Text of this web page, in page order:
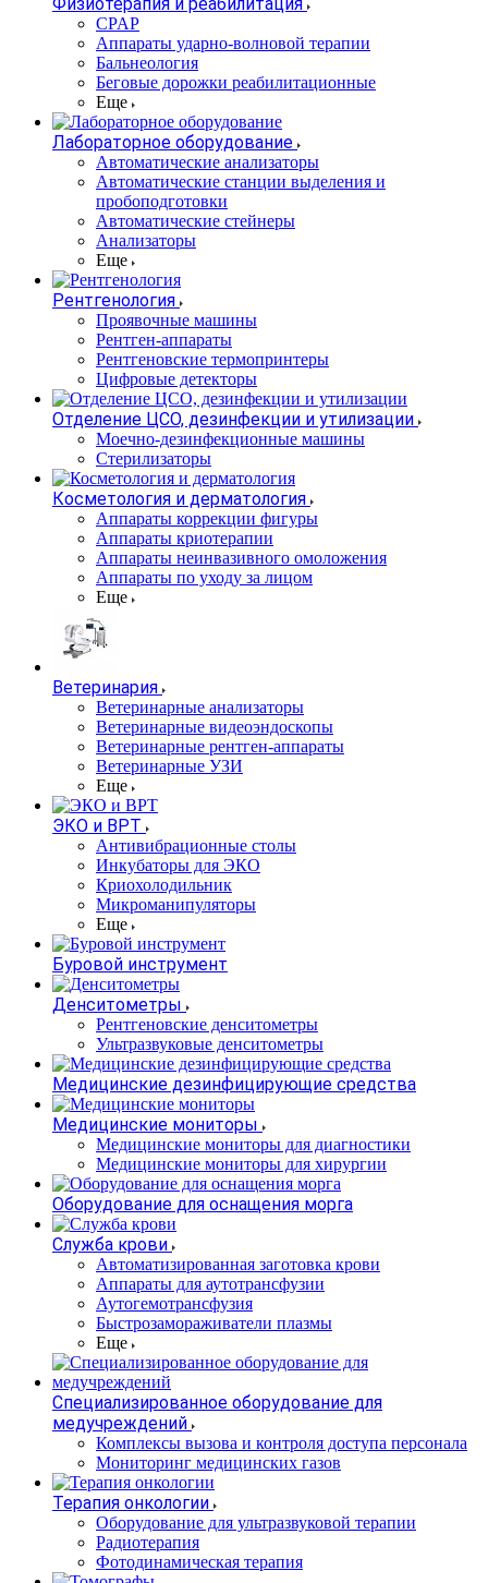
CPAP
Аппараты ударно-волновой терапии
Бальнеология
Беговые дорожки реабилитационные
Еще
Лабораторное оборудование
Автоматические анализаторы
Автоматические станции выделения и
пробоподготовки
Автоматические стейнеры
Анализаторы
Еще
Рентгенология
Проявочные машины
Рентген-аппараты
Рентгеновские термопринтеры
Цифровые детекторы
Отделение ЦСО, дезинфекции и утилизации
Моечно-дезинфекционные машины
Стерилизаторы
Косметология и дерматология
Аппараты коррекции фигуры
Аппараты криотерапии
Аппараты неинвазивного омоложения
Аппараты по уходу за лицом
Еще
Ветеринария
Ветеринарные анализаторы
Ветеринарные видеоэндоскопы
Ветеринарные рентген-аппараты
Ветеринарные УЗИ
Еще
ЭКО и ВРТ
Антивибрационные столы
Инкубаторы для ЭКО
Криохолодильник
Микроманипуляторы
Еще
Буровой инструмент
Денситометры
Рентгеновские денситометры
Ультразвуковые денситометры
Медицинские дезинфицирующие средства
Медицинские мониторы
Медицинские мониторы для диагностики
Медицинские мониторы для хирургии
Оборудование для оснащения морга
Служба крови
Автоматизированная заготовка крови
Аппараты для аутотрансфузии
Аутогемотрансфузия
Быстрозамораживатели плазмы
Еще
Специализированное оборудование для
медучреждений
Комплексы вызова и контроля доступа персонала
Мониторинг медицинских газов
Терапия онкологии
Оборудование для ультразвуковой терапии
Радиотерапия
Фотодинамическая терапия